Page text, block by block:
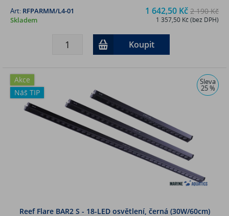
1 642,50 Kč 2 190 Kč
1 357,50 Kč (bez DPH)
Art: RFPARMM/L4-01
Skladem
Koupit
Akce
Náš TIP
Sleva
25 %
Reef Flare BAR2 S - 18-LED osvětlení, černá (30W/60cm)